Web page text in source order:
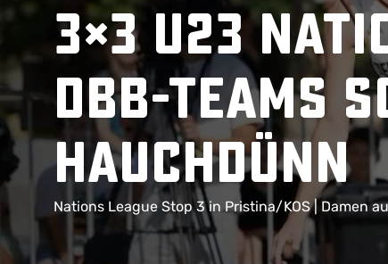
3×3 U23
DBB-Teams
hauchdünn
Nations League Stop 3 in Pristina/KOS | Damen